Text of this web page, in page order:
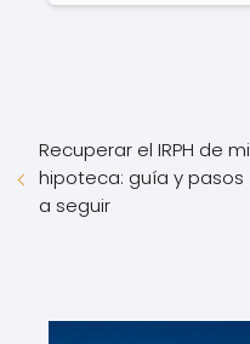
Recuperar el IRPH de mi
hipoteca: guía y pasos
a seguir